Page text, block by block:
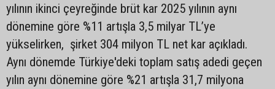
yılının ikinci çeyreğinde brüt kar 2025 yılının aynı
dönemine göre %11 artışla 3,5 milyar TL’ye
yükselirken, şirket 304 milyon TL net kar açıkladı.
Aynı dönemde Türkiye'deki toplam satış adedi geçen
yılın aynı dönemine göre %21 artışla 31,7 milyona